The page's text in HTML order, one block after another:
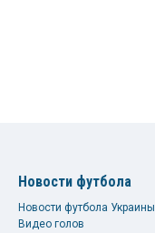
Новости футбола
Новости футбола Украины
Видео голов